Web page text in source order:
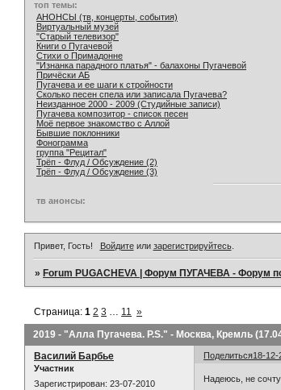
топ темы:
АНОНСЫ (тв, концерты, события)
Виртуальный музей
"Старый телевизор"
Книги о Пугачевой
Стихи о Примадонне
"Изнанка парадного платья" - балахоны Пугачевой
Причёски АБ
Пугачева и ее шаги к стройности
Сколько песен спела или записала Пугачева?
Неизданное 2000 - 2009 (Студийные записи)
Пугачева композитор - список песен
Моё первое знакомство с Аллой
Бывшие поклонники
Фонограмма
группа "Рецитал"
Трёп - Флуд / Обсуждение (2)
Трёп - Флуд / Обсуждение (3)
тв анонсы:
Привет, Гость! Войдитеили зарегистрируйтесь.
»Forum PUGACHEVA | Форум ПУГАЧЕВА - Форум
2019 - "Алла Пугачева. P.S." - Москва, Кремль
Страница:1 2 3 … 11 »
Поделиться18-12-
Василий Барбье
Участник
Зарегистрирован: 23-07-2010
Надеюсь, не